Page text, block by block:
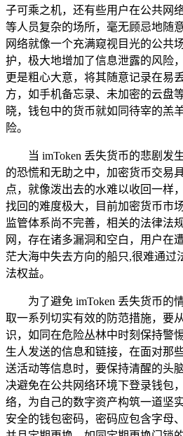
子可乘之机，还有些用户在公共网
等人员复杂的场所，毫无顾忌地随
网络就像一个充满窥视目光的公共
护，极大地增加了信息泄露的风险
更是粗心大意，将其随意记录在易
方，如手机备忘录、未加密的云盘
晓，钱包中的货币就如同待宰的羔
险。
当 imToken 丢失货币的悲剧发
的恐慌和无助之中，加密货币交易
点，就像泼出去的水难以收回一样
找回的难度极大，目前加密货币市
监管体系尚不完善，相关的法律法
网，存在诸多漏洞和空白，用户在
茫大海中失去方向的船只,很难通过
法权益。
为了避免 imToken 丢失货币的
取一系列切实有效的防范措施，要
识，如同在危险丛林中时刻保持警
生人发送的信息和链接，在面对那
送活动等信息时，要保持清醒的头
决避免在公共网络环境下登录钱包
络，为自己的数字资产构筑一道坚
安全的钱包密码，密码应包含字母